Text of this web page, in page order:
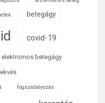
betegágy
covid-19
elektromos betegágy
fogszabályozás